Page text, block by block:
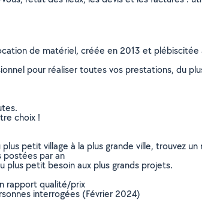
de matériel, créée en 2013 et
pour réaliser toutes vos prestations, du
choix !
petit village à la plus grande ville, trouvez
postées par an
plus petit besoin aux plus grands projets.
rapport qualité/prix
interrogées (Février 2024)